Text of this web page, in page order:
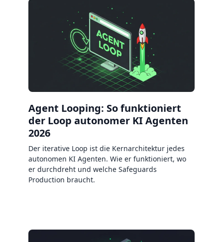
Agent Looping: So funktioniert
der Loop autonomer KI Agenten
2026
Der iterative Loop ist die Kernarchitektur jedes
autonomen KI Agenten. Wie er funktioniert, wo
er durchdreht und welche Safeguards
Production braucht.